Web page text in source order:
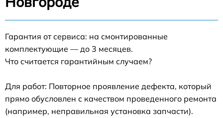
Гарантия от сервиса: на смонтированные
комплектующие — до 3 месяцев.
Что считается гарантийным случаем?
Для работ: Повторное проявление дефекта, который
прямо обусловлен с качеством проведенного ремонта
(например, неправильная установка запчасти).